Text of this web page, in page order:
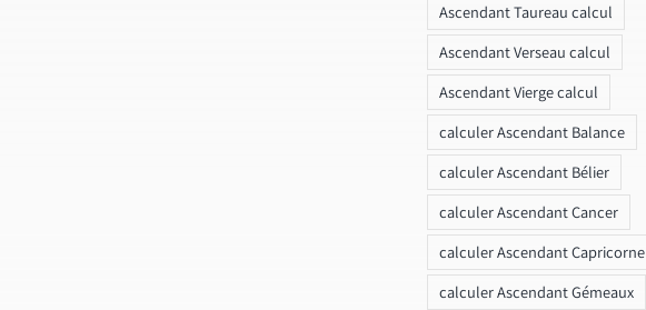
Ascendant Taureau calcul
Ascendant Verseau calcul
Ascendant Vierge calcul
calculer Ascendant Balance
calculer Ascendant Bélier
calculer Ascendant Cancer
calculer Ascendant Capricorne
calculer Ascendant Gémeaux